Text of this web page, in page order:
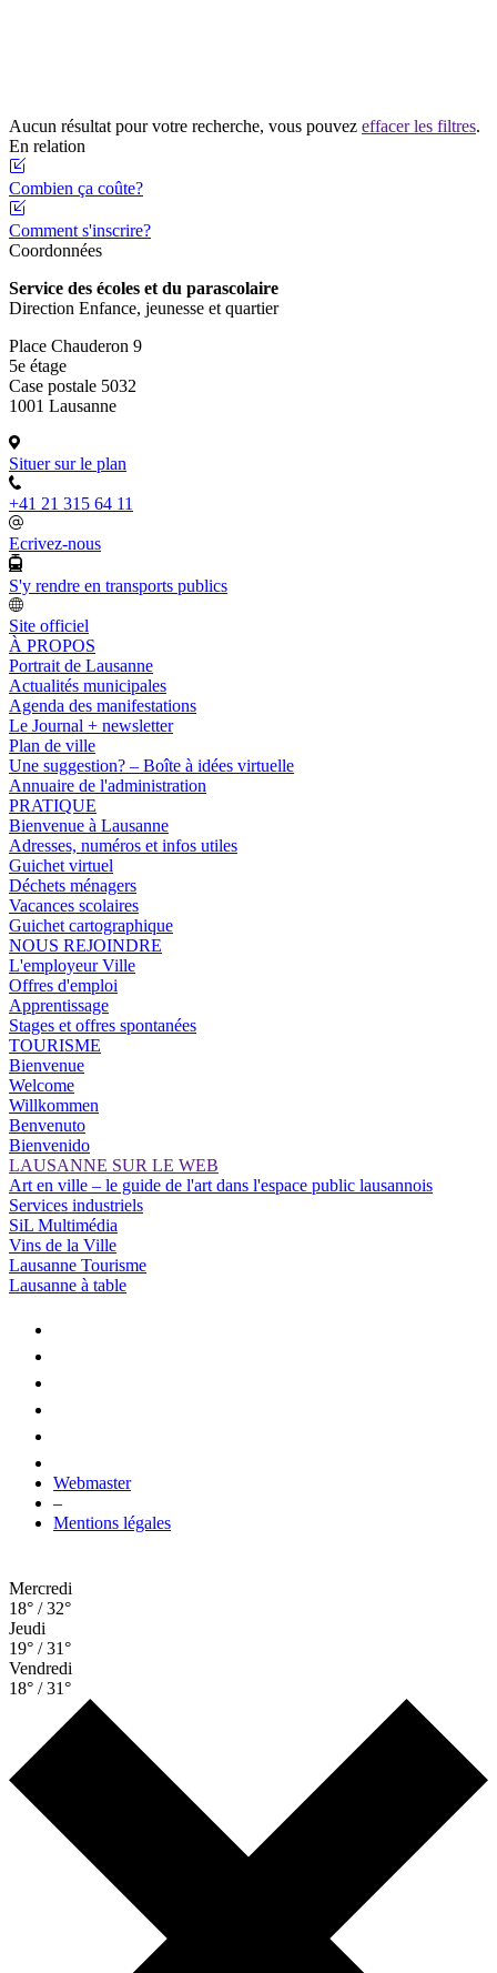
Aucun résultat pour votre recherche, vous pouvez effacer les filtres.
En relation
Combien ça coûte?
Comment s'inscrire?
Coordonnées
Service des écoles et du parascolaire
Direction Enfance, jeunesse et quartier
Place Chauderon 9
5e étage
Case postale 5032
1001 Lausanne
Situer sur le plan
+41 21 315 64 11
Ecrivez-nous
S'y rendre en transports publics
Site officiel
À PROPOS
Portrait de Lausanne
Actualités municipales
Agenda des manifestations
Le Journal + newsletter
Plan de ville
Une suggestion? – Boîte à idées virtuelle
Annuaire de l'administration
PRATIQUE
Bienvenue à Lausanne
Adresses, numéros et infos utiles
Guichet virtuel
Déchets ménagers
Vacances scolaires
Guichet cartographique
NOUS REJOINDRE
L'employeur Ville
Offres d'emploi
Apprentissage
Stages et offres spontanées
TOURISME
Bienvenue
Welcome
Willkommen
Benvenuto
Bienvenido
LAUSANNE SUR LE WEB
Art en ville – le guide de l'art dans l'espace public lausannois
Services industriels
SiL Multimédia
Vins de la Ville
Lausanne Tourisme
Lausanne à table
Webmaster
–
Mentions légales
Mercredi
18° / 32°
Jeudi
19° / 31°
Vendredi
18° / 31°